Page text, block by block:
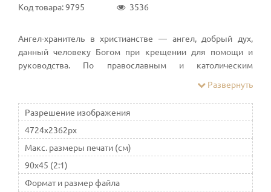
Код товара: 9795 3536
Ангел-хранитель в христианстве — ангел, добрый дух,
данный человеку Богом при крещении для помощи и
руководства. По православным и католическим
при человеке на протяжении всей его жизни, если
человек сохраняет в себе любовь к Богу и истинную веру
перед Ним
Развернуть
Разрешение изображения
4724x2362px
Макс. размеры печати (см)
90x45 (2:1)
Формат и размер файла